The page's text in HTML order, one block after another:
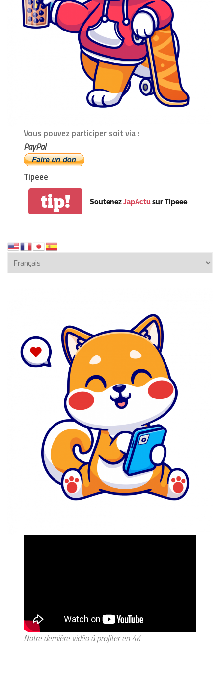
Vous pouvez participer soit via :
PayPal
Tipeee
tip! SoutenezJapActusur Tipeee
Notre dernière vidéo à profiter en 4K